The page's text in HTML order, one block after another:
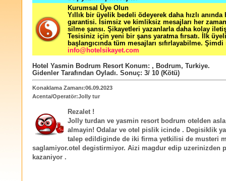
Kurumsal Üye Olun
Yıllık bir üyelik bedeli ödeyerek daha hızlı
garantisi. İsimsiz ve kimliksiz mesajları her zaman
silme şansı. Şikayetleri yazanlarla daha kolay
Tesisiniz için yeni bir şans yaratma fırsatı. İlk
başlangıcında tüm mesajları sıfırlayabilme. Şimdi
info@hotelsikayet.com
Hotel Yasmin Bodrum ResortKonum: , Bodrum, Turkiye.
Gidenler Tarafından Oyladı. Sonuç: 3/ 10 (Kötü)
Konaklama Zamanı:06.09.2023
Acenta/Operatör:Jolly tur
Rezalet !
Jolly turdan ve yasmin resort bodrum otelden
almayin! Odalar ve otel pislik icinde . Degisiklik
talep edildiginde de iki firma yetkilisi de musteri
saglamiyor.otel degistirmiyor. Aizi magdur edip uzerinizden
kazaniyor .